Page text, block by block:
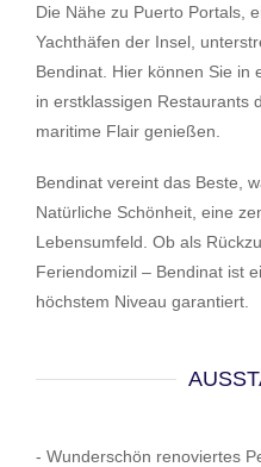
Die Nähe zu Puerto Portals,
Yachthäfen der Insel,
Bendinat. Hier können Sie in
in erstklassigen Restaurants
maritime Flair genießen.
Bendinat vereint das Beste,
Natürliche Schönheit, eine
Lebensumfeld. Ob als
Feriendomizil – Bendinat ist
höchstem Niveau garantiert.
- Wunderschön renoviertes